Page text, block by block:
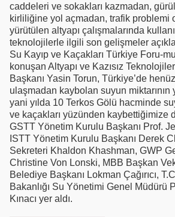
caddeleri ve sokakları kazmadan,
kirliliğine yol açmadan, trafik problemi
yürütülen altyapı çalışmalarında
teknolojilerle ilgili son gelişmeler
Su Kayıp ve Kaçakları Türkiye Foru-
konuşan Altyapı ve Kazısız
Başkanı Yasin Torun, Türkiye’de
ulaşmadan kaybolan suyun
yani yılda 10 Terkos Gölü hacminde
ve kaçakları yüzünden kaybettiğimize
GSTT Yönetim Kurulu Başkanı Prof.
ISTT Yönetim Kurulu Başkanı Derek
Sekreteri Khaldon Khashman, GWP
Christine Von Lonski, MBB Başkan
Belediye Başkanı Lokman Çağırıcı,
Bakanlığı Su Yönetimi Genel Müdürü
Kınacı yer aldı.